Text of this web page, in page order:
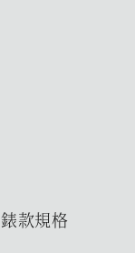
錶款規格